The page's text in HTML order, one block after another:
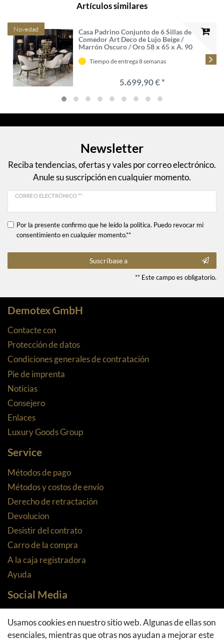
Artículos similares
Novedad
Casa Padrino Conjunto de 6 Sillas de
Comedor Art Deco de Lujo Beige /
Marrón Oscuro / Oro 58 x 65 x A. 90
Restaurante Art Deco - Calidad de
Tiempo de entrega 8 semanas
5.699,90 € *
Newsletter
Reciba tendencias, ofertas y vales por correo electrónico.
Anule su suscripción en cualquier momento.
CORREO ELECTRÓNICO **
Por la presente confirmo que he leído la política. Puedo revocar mi
consentimiento en cualquier momento.**
Suscríbase a
** Este campo es obligatorio.
Demotex GmbH
Contacte con
Protección de datos
Condiciones generales de contratación
Pie de imprenta
Noticias
Consejero
Enlaces
Luxury Goods Group
Service
Métodos de pago
Métodos y costos de envío
Derecho de retractación
Devolucion
Desistir del contrato
Carro de la compra
A la caja registradora
Ayuda
Social Media
Instagram
Pinterest
Usamos cookies en nuestro sitio web. Algunas de ellas son
esenciales, mientras que otras nos ayudan a mejorar este